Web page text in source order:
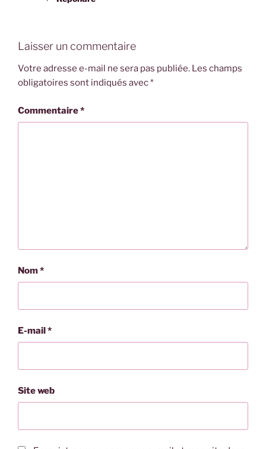
Laisser un commentaire
Votre adresse e-mail ne sera pas publiée. Les champs
obligatoires sont indiqués avec*
Commentaire*
Nom*
E-mail*
Site web